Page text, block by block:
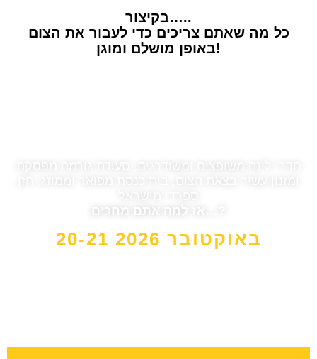
בקיצור…..
כל מה שאתם צריכים כדי לעבור את הצום
באופן מושלם ומוגן!
20-21 באוקטובר 2026